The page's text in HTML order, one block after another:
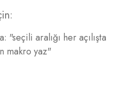
"seçili aralığı her açılışta
makro yaz"